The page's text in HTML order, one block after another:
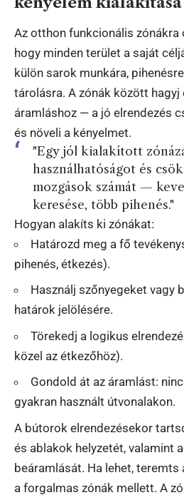
Az otthon funkcionális zónákra
hogy minden terület a saját
külön sarok munkára,
tárolásra. A zónák között hagyj
áramláshoz — a jó elrendezés
és növeli a kényelmet.
"Egy jól kialakított
használhatóságot és
mozgások számát —
keresése, több pihenés."
Hogyan alakíts ki zónákat:
Határozd meg a fő
pihenés, étkezés).
Használj szőnyegeket vagy
határok jelölésére.
Törekedj a logikus
közel az étkezőhöz).
Gondold át az áramlást:
gyakran használt útvonalakon.
A bútorok elrendezésekor
és ablakok helyzetét, valamint
beáramlását. Ha lehet,
a forgalmas zónák mellett. A